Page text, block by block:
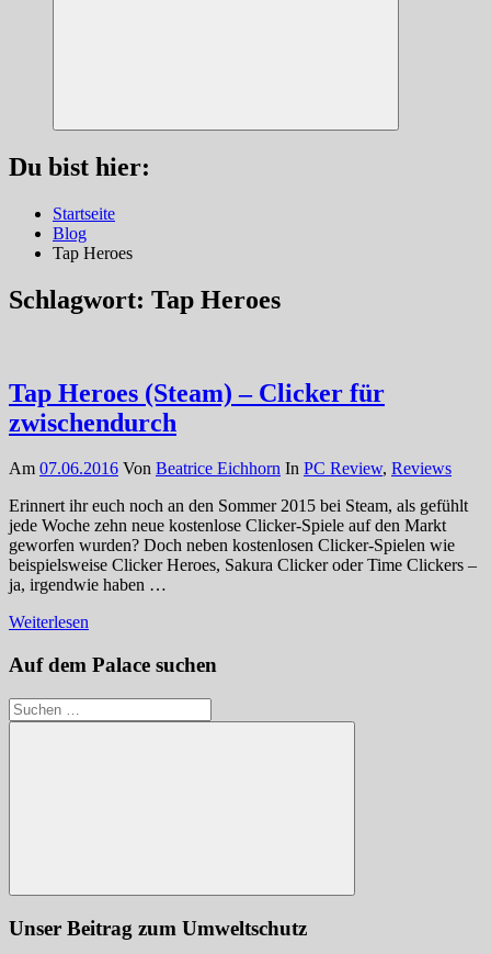
Suchen
Du bist hier:
Startseite
Blog
Tap Heroes
Schlagwort: Tap Heroes
Tap Heroes (Steam) – Clicker für
zwischendurch
Am 07.06.2016 Von Beatrice Eichhorn In PC Review, Reviews
Erinnert ihr euch noch an den Sommer 2015 bei Steam, als gefühlt
jede Woche zehn neue kostenlose Clicker-Spiele auf den Markt
geworfen wurden? Doch neben kostenlosen Clicker-Spielen wie
beispielsweise Clicker Heroes, Sakura Clicker oder Time Clickers –
ja, irgendwie haben …
Weiterlesen
Auf dem Palace suchen
Suchen
nach:
Suchen
Unser Beitrag zum Umweltschutz